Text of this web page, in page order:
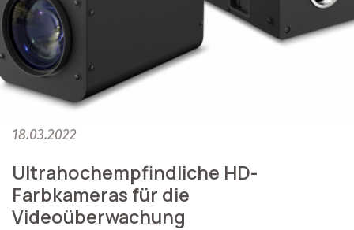
18.03.2022
Ultrahochempfindliche HD-
Farbkameras für die
Videoüberwachung